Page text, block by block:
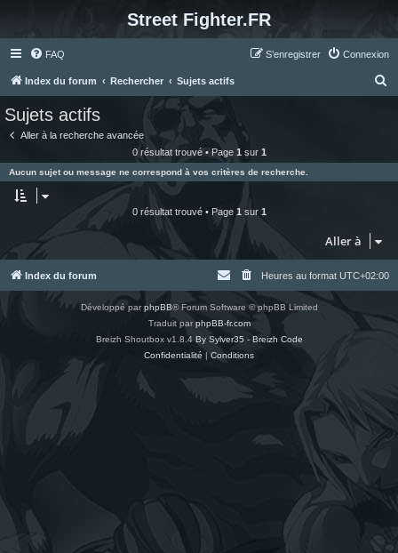
Street Fighter.FR
FAQ Connexion
S’enregistrer
Index du forum Rechercher Sujets actifs
e
r
Sujets actifs
Aller à la recherche avancée
0 résultat trouvé • Page 1 sur 1
Aucun sujet ou message ne correspond à vos critères de recherche.
0 résultat trouvé • Page 1 sur 1
Aller à
Index du forum Heures au format UTC+02:00
Développé parphpBB® Forum Software © phpBB Limited
Traduit parphpBB-fr.com
Breizh Shoutbox v1.8.4 By Sylver35 - Breizh Code
Confidentialité | Conditions